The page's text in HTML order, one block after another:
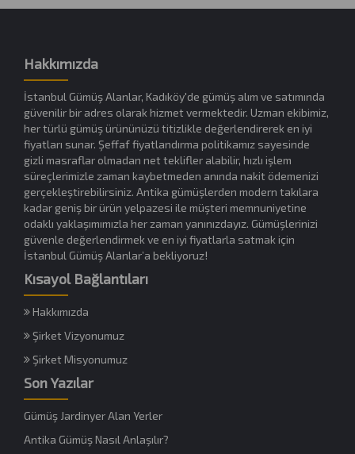
Hakkımızda
İstanbul Gümüş Alanlar, Kadıköy'de gümüş alım ve satımında
güvenilir bir adres olarak hizmet vermektedir. Uzman ekibimiz,
her türlü gümüş ürününüzü titizlikle değerlendirerek en iyi
fiyatları sunar. Şeffaf fiyatlandırma politikamız sayesinde
gizli masraflar olmadan net teklifler alabilir, hızlı işlem
süreçlerimizle zaman kaybetmeden anında nakit ödemenizi
gerçekleştirebilirsiniz. Antika gümüşlerden modern takılara
kadar geniş bir ürün yelpazesi ile müşteri memnuniyetine
odaklı yaklaşımımızla her zaman yanınızdayız. Gümüşlerinizi
güvenle değerlendirmek ve en iyi fiyatlarla satmak için
İstanbul Gümüş Alanlar’a bekliyoruz!
Kısayol Bağlantıları
Hakkımızda
Şirket Vizyonumuz
Şirket Misyonumuz
Son Yazılar
Gümüş Jardinyer Alan Yerler
Antika Gümüş Nasıl Anlaşılır?